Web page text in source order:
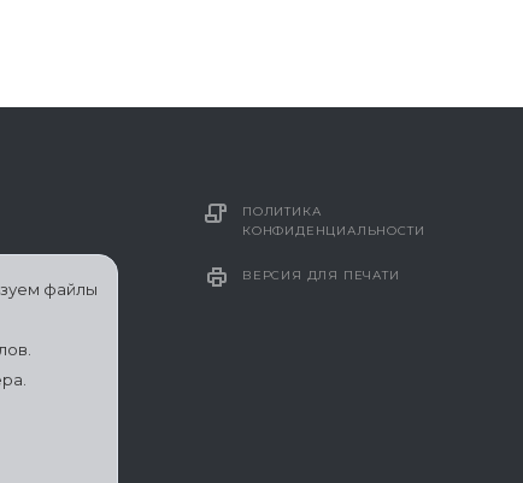
ПОЛИТИКА
КОНФИДЕНЦИАЛЬНОСТИ
ВЕРСИЯ ДЛЯ ПЕЧАТИ
файлы